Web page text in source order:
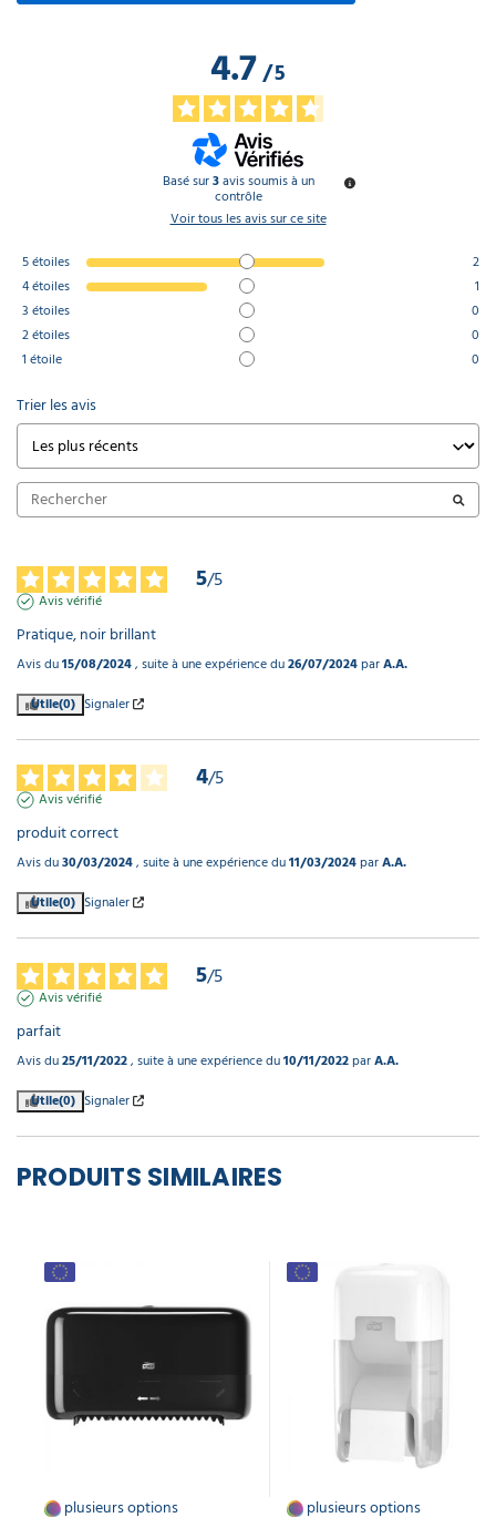
PRODUITS SIMILAIRES
plusieurs options plusieurs options
4.7/5
Basé sur3avis soumis à un
contrôle
Voir tous les avis sur ce site
5étoiles
2
4étoiles
1
3 étoiles
0
2étoiles
0
1 étoile 0
Trier les avis
5/5
Avis vérifié
Pratique, noir brillant
Avis du15/08/2024, suite à une expérience du26/07/2024parA.A.
Utile(0) Signaler
4/5
Avis vérifié
produit correct
Avis du30/03/2024, suite à une expérience du11/03/2024parA.A.
Utile(0) Signaler
5/5
Avis vérifié
parfait
Avis du25/11/2022, suite à une expérience du10/11/2022parA.A.
Utile(0) Signaler